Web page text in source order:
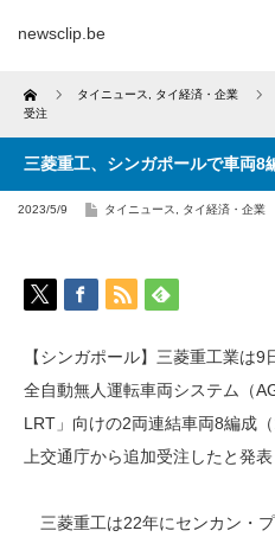
newsclip.be
Home タイニュース タイ経済・企業
受注
三菱重工、シンガポールで車両8
2023/5/9 タイニュース タイ経済・企業
【シンガポール】三菱重工業は
全自動無人運転車両システム（
LRT」向けの2両連結車両8編成
上交通庁から追加受注したと発表
三菱重工は22年にセンカン・